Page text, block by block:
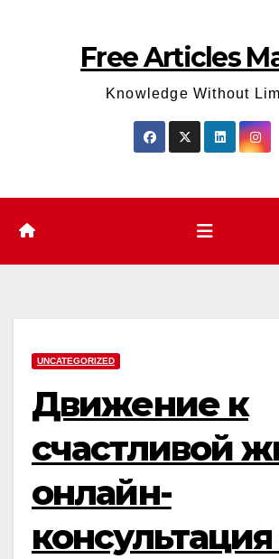
Free Articles
Knowledge Without
UNCATEGORIZED
Движение к
счастливой
онлайн-
консультация